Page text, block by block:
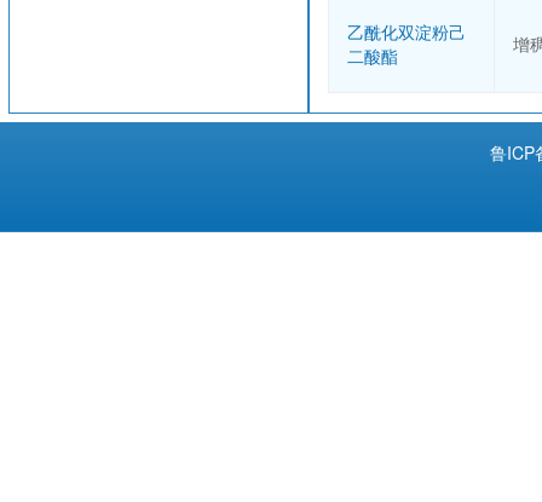
乙酰化双淀粉己
二酸酯
增
鲁ICP